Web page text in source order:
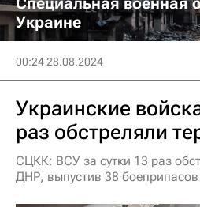
Украине
00:24 28.08.2024
Украинские
раз обстреляли
СЦКК: ВСУ за сутки 13 раз
ДНР, выпустив 38 боеприпасов